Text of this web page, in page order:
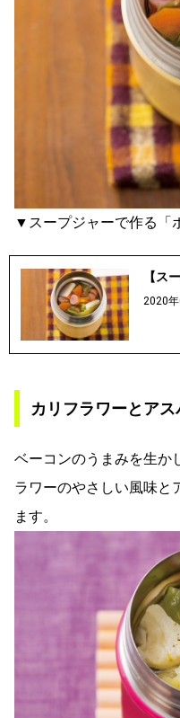
▼スープジャーで作る「
【ス
2020
カリフラワーとア
ベーコンのうまみを生か
ラワーのやさしい風味と
ます。